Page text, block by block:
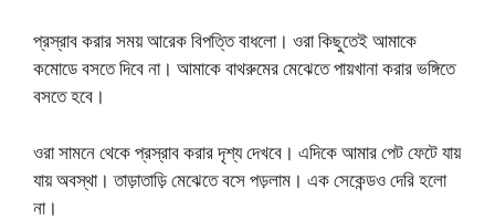
প্রস্রাব করার সময় আরেক বিপত্তি বাধলো। ওরা কিছুতেই আমাকে
কমোডে বসতে দিবে না। আমাকে বাথরুমের মেঝেতে পায়খানা করার ভঙ্গিতে
বসতে হবে।
ওরা সামনে থেকে প্রস্রাব করার দৃশ্য দেখবে। এদিকে আমার পেট ফেটে যায়
যায় অবস্থা। তাড়াতাড়ি মেঝেতে বসে পড়লাম। এক সেকেন্ডও দেরি হলো
না।